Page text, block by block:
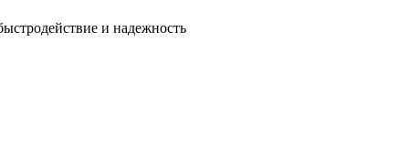
и надежность